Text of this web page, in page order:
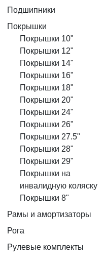
Подшипники
Покрышки
Покрышки 10"
Покрышки 12"
Покрышки 14"
Покрышки 16"
Покрышки 18"
Покрышки 20"
Покрышки 24"
Покрышки 26"
Покрышки 27.5"
Покрышки 28"
Покрышки 29"
Покрышки на
инвалидную коляску
Покрышки 8"
Рамы и амортизаторы
Рога
Рулевые комплекты